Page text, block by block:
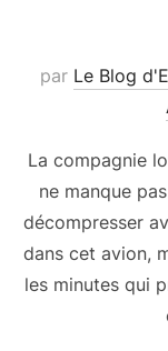
par Le Blog
La compagnie
ne manque
décompresser
dans cet avion,
les minutes qui